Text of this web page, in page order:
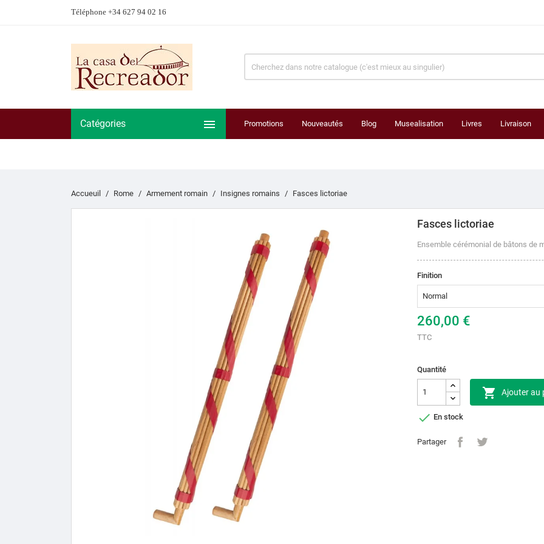
Téléphone +34 627 94 02 16
Catégories  Promotions Nouveautés Blog Musealisation Livres Livraison
Accueuil Rome Armement romain Insignes romains Fasces lictoriae
Fasces lictoriae
Ensemble cérémonial de bâtons de
Finition
260,00 €
TTC
Quantité
 Ajouter au
 En stock
Partager